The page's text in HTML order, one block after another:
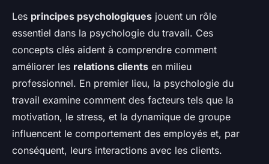
Les principes psychologiques jouent un rôle
essentiel dans la psychologie du travail. Ces
concepts clés aident à comprendre comment
améliorer les relations clients en milieu
professionnel. En premier lieu, la psychologie du
travail examine comment des facteurs tels que la
motivation, le stress, et la dynamique de groupe
influencent le comportement des employés et, par
conséquent, leurs interactions avec les clients.